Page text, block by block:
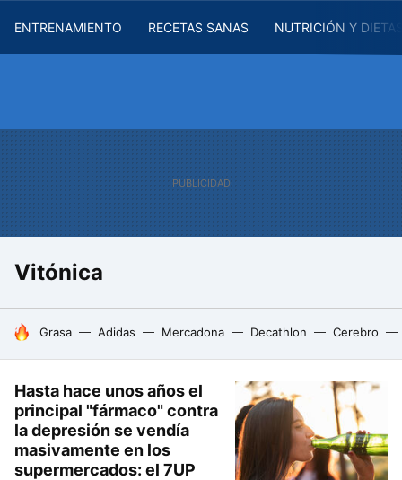
ENTRENAMIENTO RECETAS SANAS NUTRICIÓN Y
Vitónica
HOY SE HABLA DE
Grasa Adidas Mercadona Decathlon Cerebro
Hasta hace unos años el
principal "fármaco" contra
la depresión se vendía
masivamente en los
supermercados: el 7UP